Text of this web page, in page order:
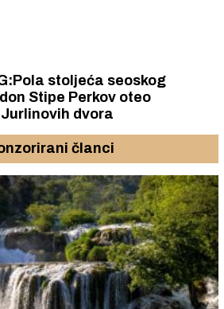
stoljeća seoskog
dvora
članci